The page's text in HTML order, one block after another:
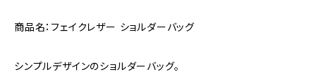
商品名：フェイクレザー ショルダーバッグ
シンプルデザインのショルダーバッグ。